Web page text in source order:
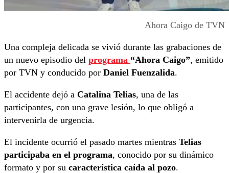
Ahora Caigo de TVN
Una compleja delicada se vivió durante las grabaciones de
un nuevo episodio del programa “Ahora Caigo”, emitido
por TVN y conducido por Daniel Fuenzalida.
El accidente dejó a Catalina Telias, una de las
participantes, con una grave lesión, lo que obligó a
intervenirla de urgencia.
El incidente ocurrió el pasado martes mientras Telias
participaba en el programa, conocido por su dinámico
formato y por su característica caída al pozo.